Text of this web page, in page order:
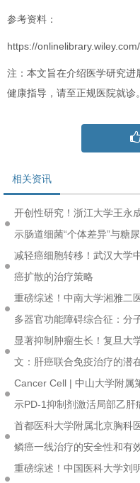
参考资料：
https://
注：本文旨在介绍医学研究
健康指导，请至正规医院就诊。
相关资讯
开创性研究！浙江大学王永
示肠道细菌“个体差异”与糖
减轻癌细胞转移！武汉大学
癌扩散的治疗策略
重磅综述！中南大学湘雅二
多器官功能障碍综合征：分
显著抑制肿瘤生长！复旦大
文：肝癌联合免疫治疗的潜
Cancer Cell | 中山大学附属
示PD-1抑制剂激活局部乙肝
首都医科大学附属北京胸科
鳞癌一线治疗的安全性和有
重磅综述！中国医科大学刘